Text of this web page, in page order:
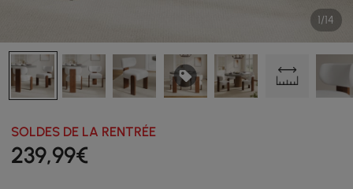
1/14
SOLDES DE LA RENTRÉE
239,99€